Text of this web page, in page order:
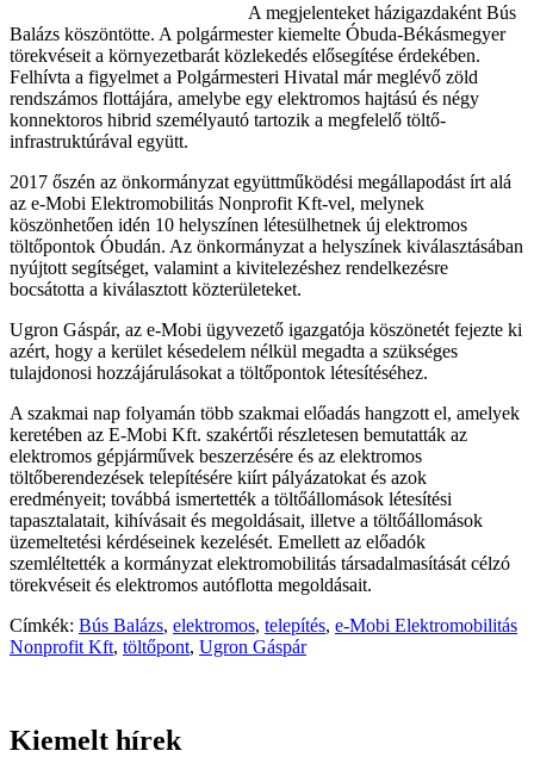
A megjelenteket házigazdaként Bús
Balázs köszöntötte. A polgármester kiemelte Óbuda-Békásmegyer
törekvéseit a környezetbarát közlekedés elősegítése érdekében.
Felhívta a figyelmet a Polgármesteri Hivatal már meglévő zöld
rendszámos flottájára, amelybe egy elektromos hajtású és négy
konnektoros hibrid személyautó tartozik a megfelelő töltő-
infrastruktúrával együtt.
2017 őszén az önkormányzat együttműködési megállapodást írt alá
az e-Mobi Elektromobilitás Nonprofit Kft-vel, melynek
köszönhetően idén 10 helyszínen létesülhetnek új elektromos
töltőpontok Óbudán. Az önkormányzat a helyszínek kiválasztásában
nyújtott segítséget, valamint a kivitelezéshez rendelkezésre
bocsátotta a kiválasztott közterületeket.
Ugron Gáspár, az e-Mobi ügyvezető igazgatója köszönetét fejezte ki
azért, hogy a kerület késedelem nélkül megadta a szükséges
tulajdonosi hozzájárulásokat a töltőpontok létesítéséhez.
A szakmai nap folyamán több szakmai előadás hangzott el, amelyek
keretében az E-Mobi Kft. szakértői részletesen bemutatták az
elektromos gépjárművek beszerzésére és az elektromos
töltőberendezések telepítésére kiírt pályázatokat és azok
eredményeit; továbbá ismertették a töltőállomások létesítési
tapasztalatait, kihívásait és megoldásait, illetve a töltőállomások
üzemeltetési kérdéseinek kezelését. Emellett az előadók
szemléltették a kormányzat elektromobilitás társadalmasítását célzó
törekvéseit és elektromos autóflotta megoldásait.
Címkék: Bús Balázs, elektromos, telepítés, e-Mobi Elektromobilitás
Nonprofit Kft, töltőpont, Ugron Gáspár
Kiemelt hírek